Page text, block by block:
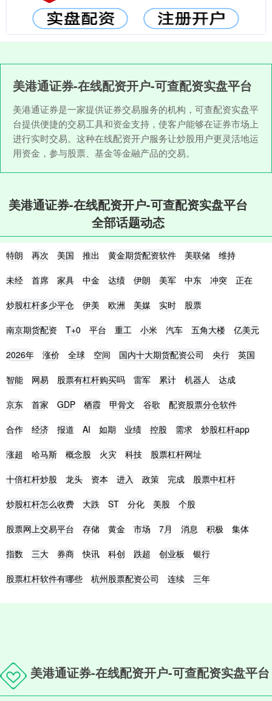
美港通证券-在线配资开户-可查配资实盘平台
美港通证券是一家提供证券交易服务的机构，可查配资实盘平
台提供便捷的交易工具和资金支持，使客户能够在证券市场上
进行实时交易。这种在线配资开户服务让炒股用户更灵活地运
用资金，参与股票、基金等金融产品的交易。
美港通证券-在线配资开户-可查配资实盘平台
全部话题动态
特朗 再次 美国 推出 黄金期货配资软件 美联储 维持
未经 首席 家具 中金 达绩 伊朗 美军 中东 冲突 正在
炒股杠杆多少平仓 伊美 欧洲 美媒 实时 股票
南京期货配资 T+0 平台 重工 小米 汽车 五角大楼 亿美元
2026年 涨价 全球 空间 国内十大期货配资公司 央行 英国
智能 网易 股票有杠杆购买吗 雷军 累计 机器人 达成
京东 首家 GDP 栖霞 甲骨文 谷歌 配资股票分仓软件
合作 经济 报道 AI 如期 业绩 控股 需求 炒股杠杆app
涨超 哈马斯 概念股 火灾 科技 股票杠杆网址
十倍杠杆炒股 龙头 资本 进入 政策 完成 股票中杠杆
炒股杠杆怎么收费 大跌 ST 分化 美股 个股
股票网上交易平台 存储 黄金 市场 7月 消息 积极 集体
指数 三大 券商 快讯 科创 跌超 创业板 银行
股票杠杆软件有哪些 杭州股票配资公司 连续 三年
美港通证券-在线配资开户-可查配资实盘平台